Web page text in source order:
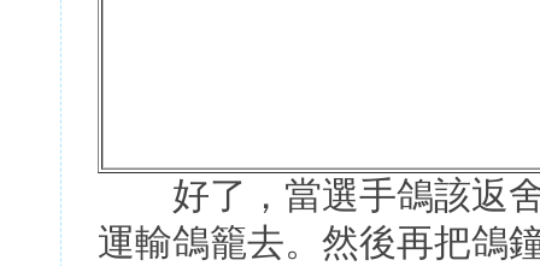
好了，當選手鴿該返舍
運輸鴿籠去。然後再把鴿